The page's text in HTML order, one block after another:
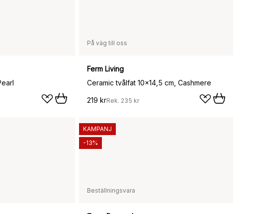
På väg till oss
Ferm Living
Ceramic tvålfat 10x14,5 cm, Cashmere
219 krRek. 235 kr
Beställningsvara
KAMPANJ
-13%